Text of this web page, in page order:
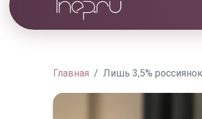
Главная Лишь 3,5%